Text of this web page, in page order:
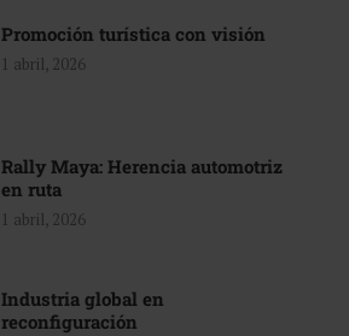
Promoción turística con visión
1 abril, 2026
Rally Maya: Herencia automotriz
en ruta
1 abril, 2026
Industria global en
reconfiguración